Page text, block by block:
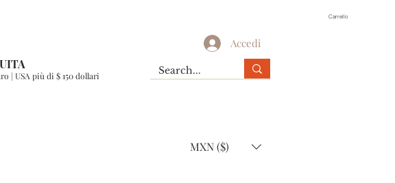
Carrello
| USA più di $ 150 dollari
Accedi
MXN ($)